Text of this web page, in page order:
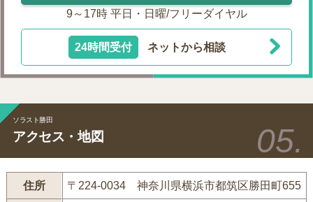
9～17時 平日・日曜/フリーダイヤル
24時間受付 ネットから相談
ソラスト勝田
アクセス・地図
住所 〒224-0034 神奈川県横浜市都筑区勝田町655